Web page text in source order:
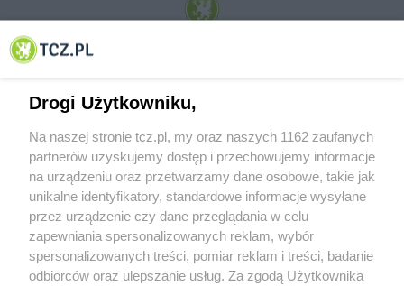
© 2001-2026 Tczew - TCZ.PL Sp. z o.o. Internetowy Serwis Informacyjny Miasta
O FIRMIE POLITYKA PRYWATNOŚCI HOSTING
REKLAMA WSPÓŁPRACA RSS FACEBOOK KONTAKT
Drogi Użytkowniku,
Na naszej stronie tcz.pl, my oraz naszych 1162 zaufanych
partnerów uzyskujemy dostęp i przechowujemy informacje
na urządzeniu oraz przetwarzamy dane osobowe, takie jak
unikalne identyfikatory, standardowe informacje wysyłane
przez urządzenie czy dane przeglądania w celu
zapewniania spersonalizowanych reklam, wybór
spersonalizowanych treści, pomiar reklam i treści, badanie
odbiorców oraz ulepszanie usług. Za zgodą Użytkownika